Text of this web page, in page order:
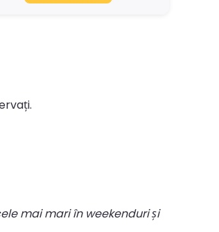
mai mari în weekenduri și